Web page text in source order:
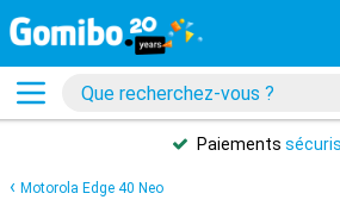
Paiements
Motorola Edge 40 Neo